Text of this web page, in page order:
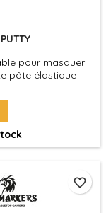
pour masquer
pâte élastique
surface. Elle peut
zones peintes.
et est exempte de
favorite_border